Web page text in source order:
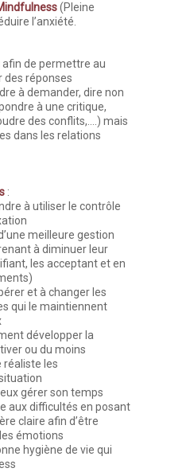
(Pleine
l’anxiété.
afin de permettre au
des réponses
à demander, dire non
à une critique,
des conflits,….) mais
dans les relations
:
à utiliser le contrôle
meilleure gestion
à diminuer leur
les acceptant et en
et à changer les
qui le maintiennent
développer la
ou du moins
réaliste les
gérer son temps
aux difficultés en posant
claire afin d’être
émotions
hygiène de vie qui